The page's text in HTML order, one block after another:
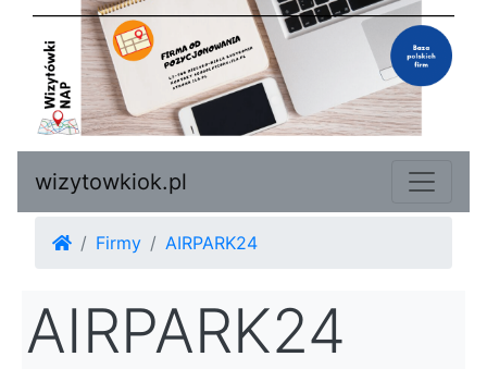
wizytowkiok.pl
Firmy AIRPARK24
AIRPARK24